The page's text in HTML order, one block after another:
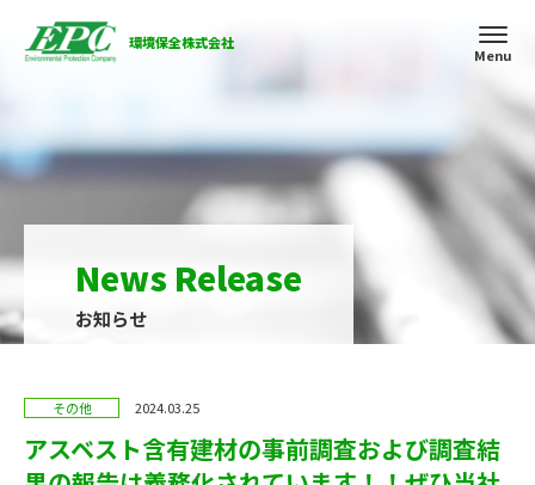
環境保全株式会社
お知らせ
その他 2024.03.25
アスベスト含有建材の事前調査および調査結